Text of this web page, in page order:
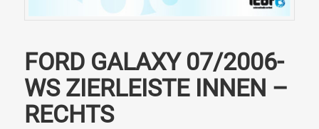
FORD GALAXY 07/2006-
WS ZIERLEISTE INNEN –
RECHTS